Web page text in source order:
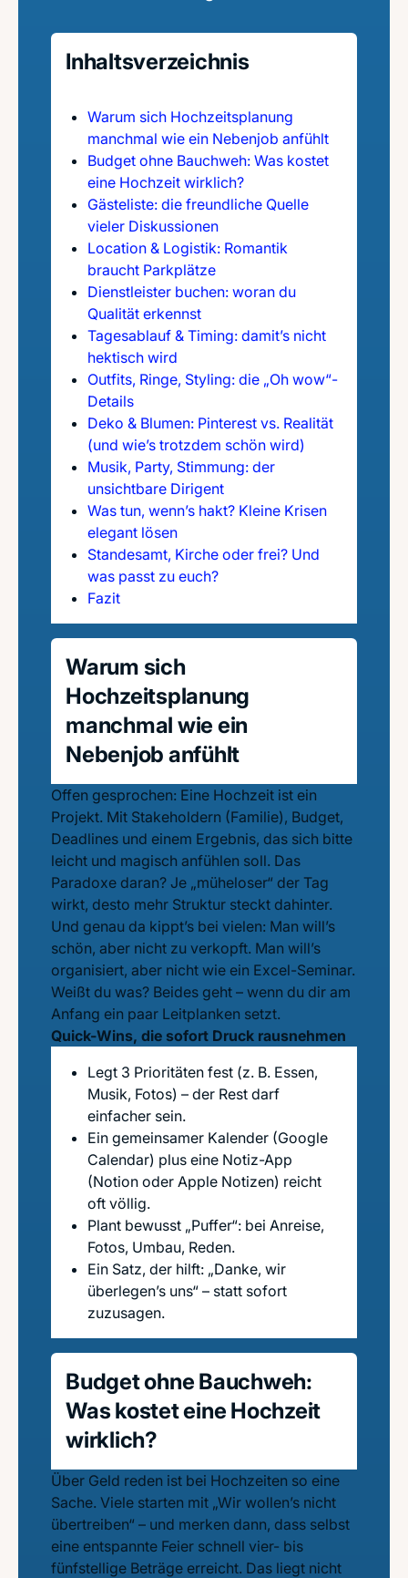
Inhaltsverzeichnis
Warum sich Hochzeitsplanung
manchmal wie ein Nebenjob anfühlt
Budget ohne Bauchweh: Was kostet
eine Hochzeit wirklich?
Gästeliste: die freundliche Quelle
vieler Diskussionen
Location & Logistik: Romantik
braucht Parkplätze
Dienstleister buchen: woran du
Qualität erkennst
Tagesablauf & Timing: damit’s nicht
hektisch wird
Outfits, Ringe, Styling: die „Oh wow“-
Details
Deko & Blumen: Pinterest vs. Realität
(und wie’s trotzdem schön wird)
Musik, Party, Stimmung: der
unsichtbare Dirigent
Was tun, wenn’s hakt? Kleine Krisen
elegant lösen
Standesamt, Kirche oder frei? Und
was passt zu euch?
Fazit
Warum sich
Hochzeitsplanung
manchmal wie ein
Nebenjob anfühlt
Offen gesprochen: Eine Hochzeit ist ein
Projekt. Mit Stakeholdern (Familie), Budget,
Deadlines und einem Ergebnis, das sich bitte
leicht und magisch anfühlen soll. Das
Paradoxe daran? Je „müheloser“ der Tag
wirkt, desto mehr Struktur steckt dahinter.
Und genau da kippt’s bei vielen: Man will’s
schön, aber nicht zu verkopft. Man will’s
organisiert, aber nicht wie ein Excel-Seminar.
Weißt du was? Beides geht – wenn du dir am
Anfang ein paar Leitplanken setzt.
Quick-Wins, die sofort Druck rausnehmen
Legt 3 Prioritäten fest (z. B. Essen,
Musik, Fotos) – der Rest darf
einfacher sein.
Ein gemeinsamer Kalender (Google
Calendar) plus eine Notiz-App
(Notion oder Apple Notizen) reicht
oft völlig.
Plant bewusst „Puffer“: bei Anreise,
Fotos, Umbau, Reden.
Ein Satz, der hilft: „Danke, wir
überlegen’s uns“ – statt sofort
zuzusagen.
Budget ohne Bauchweh:
Was kostet eine Hochzeit
wirklich?
Über Geld reden ist bei Hochzeiten so eine
Sache. Viele starten mit „Wir wollen’s nicht
übertreiben“ – und merken dann, dass selbst
eine entspannte Feier schnell vier- bis
fünfstellige Beträge erreicht. Das liegt nicht